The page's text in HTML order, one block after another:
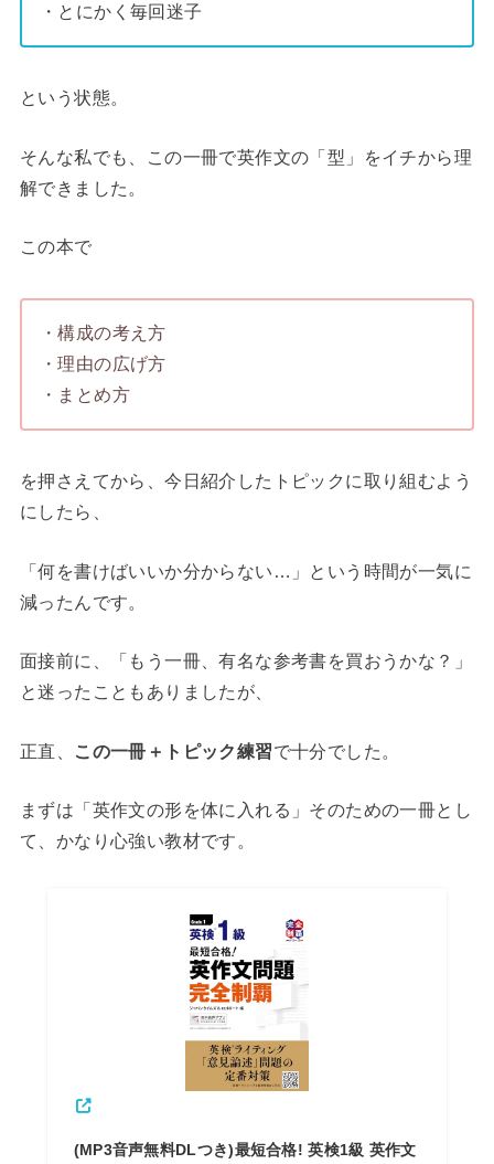
・とにかく毎回迷子
という状態。
そんな私でも、この一冊で英作文の「型」をイチから理
解できました。
この本で
・構成の考え方
・理由の広げ方
・まとめ方
を押さえてから、今日紹介したトピックに取り組むよう
にしたら、
「何を書けばいいか分からない…」という時間が一気に
減ったんです。
面接前に、「もう一冊、有名な参考書を買おうかな？」
と迷ったこともありましたが、
正直、 この一冊＋トピック練習で十分でした。
まずは「英作文の形を体に入れる」そのための一冊とし
て、かなり心強い教材です。
(MP3音声無料DLつき)最短合格! 英検1級 英作文